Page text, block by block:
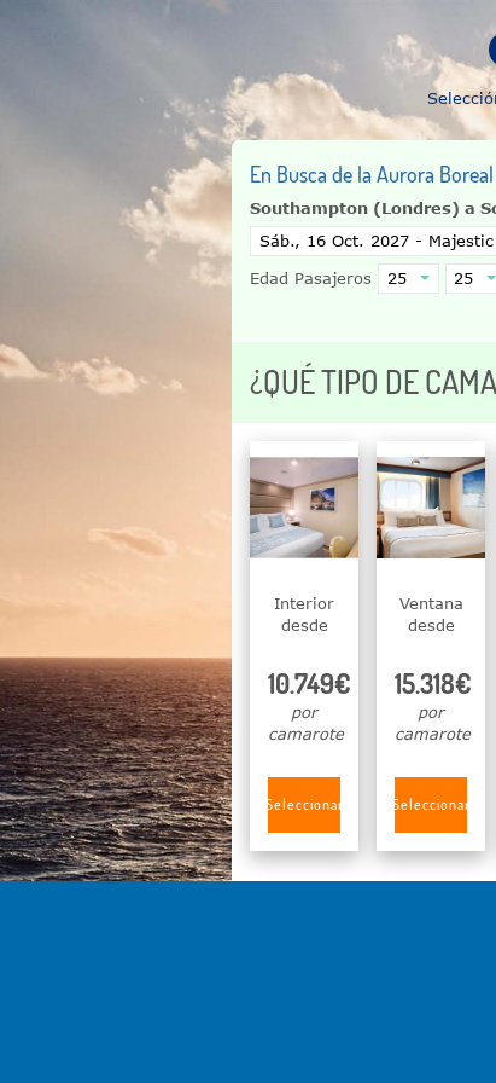
En Busca de la Aurora
Southampton (Londres) a
Edad Pasajeros
¿QUÉ TIPO DE
Interior
desde
10.749€
por
camarote
Seleccionar
Ventana
desde
15.318€
por
camarote
Seleccionar